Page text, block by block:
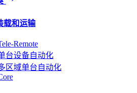
载和运输
Remote
台设备自动化
区域单台自动化